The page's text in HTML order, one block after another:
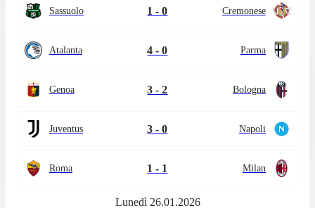
Sassuolo 1 - 0 Cremonese
Atalanta 4 - 0 Parma
Genoa 3 - 2 Bologna
Juventus 3 - 0 Napoli
Roma 1 - 1 Milan
Lunedì 26.01.2026